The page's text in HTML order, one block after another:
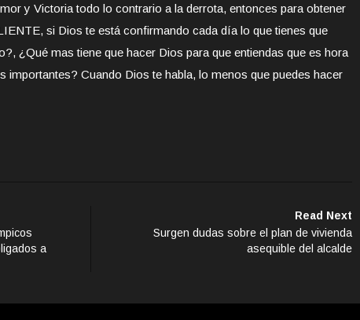
y Victoria todo lo contrario a la derrota, entonces para obtener
si Dios te está confirmando cada día lo que tienes que
¿Qué mas tiene que hacer Dios para que entiendas que es hora
importantes? Cuando Dios te habla, lo menos que puedes hacer
a
Read Next
Surgen dudas sobre el plan de vivienda
asequible del alcalde